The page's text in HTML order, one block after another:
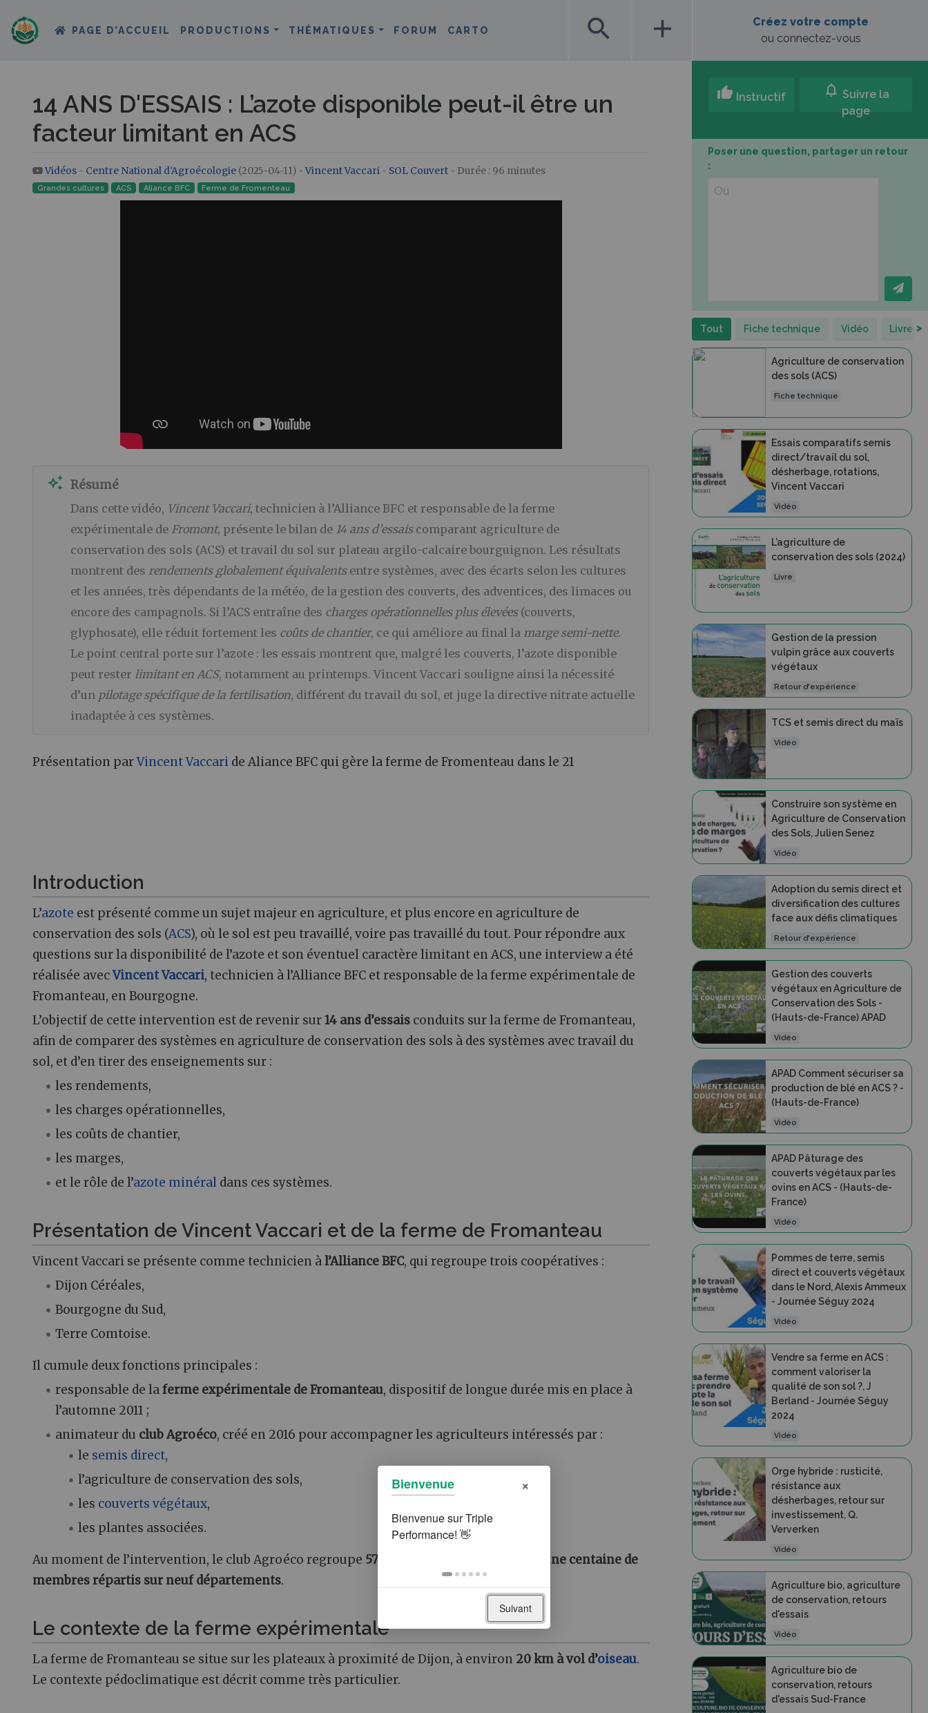
PAGE D’ACCUEIL PRODUCTIONS THÉMATIQUES FORUM CARTO search add
Créez votre compte
ou connectez-vous
14 ANS D'ESSAIS : L’azote disponible peut-il être un
facteur limitant en ACS
Aller à :navigation,rechercher
Vidéos - Centre National d'Agroécologie (2025-04-11) - Vincent Vaccari - SOL Couvert - Durée : 96 minutes
Grandes cultures ACS Aliance BFC Ferme de Fromenteau
auto_awesome Résumé
Dans cette vidéo, Vincent Vaccari, technicien à l’Alliance BFC et responsable de la ferme
expérimentale de Fromont, présente le bilan de 14 ans d’essaiscomparant agriculture de
conservation des sols (ACS) et travail du sol sur plateau argilo-calcaire bourguignon. Les résultats
montrent des rendements globalement équivalentsentre systèmes, avec des écarts selon les cultures
et les années, très dépendants de la météo, de la gestion des couverts, des adventices, des limaces ou
encore des campagnols. Si l’ACS entraîne des charges opérationnelles plus élevées(couverts,
glyphosate), elle réduit fortement les coûts de chantier, ce qui améliore au final la marge semi-nette.
Le point central porte sur l’azote : les essais montrent que, malgré les couverts, l’azote disponible
peut rester limitant en ACS, notamment au printemps. Vincent Vaccari souligne ainsi la nécessité
d’un pilotage spécifique de la fertilisation, différent du travail du sol, et juge la directive nitrate actuelle
inadaptée à ces systèmes.
Présentation parVincent Vaccari de Aliance BFC qui gère la ferme de Fromenteau dans le 21
Introduction
L’azote est présenté comme un sujet majeur en agriculture, et plus encore en agriculture de
conservation des sols (ACS), où le sol est peu travaillé, voire pas travaillé du tout. Pour répondre aux
questions sur la disponibilité de l’azote et son éventuel caractère limitant en ACS, une interview a été
réalisée avecVincent Vaccari, technicien à l’Alliance BFC et responsable de la ferme expérimentale de
Fromanteau, en Bourgogne.
L’objectif de cette intervention est de revenir sur14 ans d’essais conduits sur la ferme de Fromanteau,
afin de comparer des systèmes en agriculture de conservation des sols à des systèmes avec travail du
sol, et d’en tirer des enseignements sur :
les rendements,
les charges opérationnelles,
les coûts de chantier,
les marges,
et le rôle de l’azote minéral dans ces systèmes.
Présentation de Vincent Vaccari et de la ferme de Fromanteau
Vincent Vaccari se présente comme technicien àl’Alliance BFC, qui regroupe trois coopératives :
Dijon Céréales,
Bourgogne du Sud,
Terre Comtoise.
Il cumule deux fonctions principales :
responsable de laferme expérimentale de Fromanteau, dispositif de longue durée mis en place à
l’automne 2011 ;
animateur du club Agroéco, créé en 2016 pour accompagner les agriculteurs intéressés par :
le semis direct,
l’agriculture de conservation des sols,
les couverts végétaux,
les plantes associées.
Au moment de l’intervention, le club Agroéco regroupe 57 exploitations
une centaine de
membres répartis sur neuf départements.
Le contexte de la ferme expérimentale
La ferme de Fromanteau se situe sur les plateaux à proximité de Dijon, à environ 20 km à vol d’oiseau.
Le contexte pédoclimatique est décrit comme très particulier.
thumb_up Instructif notifications Suivre la
page
Poser une question, partager un retour
:
Tout Fiche technique Vidéo Livre >
Agriculture de conservation
des sols (ACS)
Fiche technique
Essais comparatifs semis
direct/travail du sol,
désherbage, rotations,
Vincent Vaccari
Vidéo
L’agriculture de
conservation des sols (2024)
Livre
Gestion de la pression
vulpin grâce aux couverts
végétaux
Retour d'expérience
TCS et semis direct du maïs
Vidéo
Construire son système en
Agriculture de Conservation
des Sols, Julien Senez
Vidéo
Adoption du semis direct et
diversification des cultures
face aux défis climatiques
Retour d'expérience
Gestion des couverts
végétaux en Agriculture de
Conservation des Sols -
(Hauts-de-France) APAD
Vidéo
APAD Comment sécuriser sa
production de blé en ACS ? -
(Hauts-de-France)
Vidéo
APAD Pâturage des
couverts végétaux par les
ovins en ACS - (Hauts-de-
France)
Vidéo
Pommes de terre, semis
direct et couverts végétaux
dans le Nord, Alexis Ammeux
- Journée Séguy 2024
Vidéo
Vendre sa ferme en ACS :
comment valoriser la
qualité de son sol ?, J
Berland - Journée Séguy
2024
Vidéo
Orge hybride : rusticité,
résistance aux
désherbages, retour sur
investissement, Q.
Ververken
Vidéo
Agriculture bio, agriculture
de conservation, retours
d'essais
Vidéo
Agriculture bio de
conservation, retours
d'essais Sud-France
Bienvenue ×
Suivant